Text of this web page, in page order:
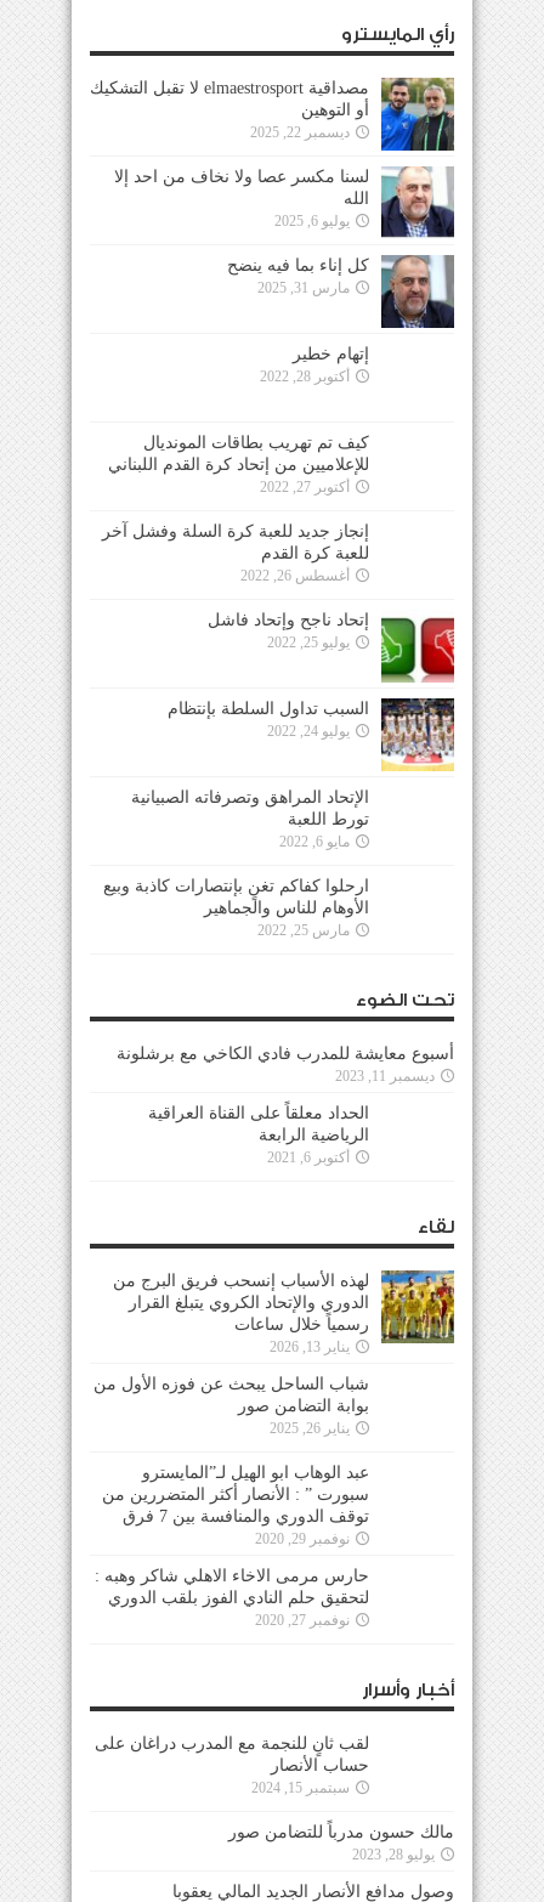
رأي المايسترو
مصداقية elmaestrosport لا تقبل التشكيك
أو التوهين
ديسمبر 22, 2025
لسنا مكسر عصا ولا نخاف من احد إلا
الله
يوليو 6, 2025
كل إناء بما فيه ينضح
مارس 31, 2025
إتهام خطير
أكتوبر 28, 2022
كيف تم تهريب بطاقات المونديال
للإعلاميين من إتحاد كرة القدم اللبناني
أكتوبر 27, 2022
إنجاز جديد للعبة كرة السلة وفشل آخر
للعبة كرة القدم
أغسطس 26, 2022
إتحاد ناجح وإتحاد فاشل
يوليو 25, 2022
السبب تداول السلطة بإنتظام
يوليو 24, 2022
الإتحاد المراهق وتصرفاته الصبيانية
تورط اللعبة
مايو 6, 2022
ارحلوا كفاكم تغنٍ بإنتصارات كاذبة وبيع
الأوهام للناس والجماهير
مارس 25, 2022
تحت الضوء
أسبوع معايشة للمدرب فادي الكاخي مع برشلونة
ديسمبر 11, 2023
الحداد معلقاً على القناة العراقية
الرياضية الرابعة
أكتوبر 6, 2021
لقاء
لهذه الأسباب إنسحب فريق البرج من
الدوري والإتحاد الكروي يتبلغ القرار
رسمياً خلال ساعات
يناير 13, 2026
شباب الساحل يبحث عن فوزه الأول من
بوابة التضامن صور
يناير 26, 2025
عبد الوهاب ابو الهيل لـ”المايسترو
سبورت ” : الأنصار أكثر المتضررين من
توقف الدوري والمنافسة بين 7 فرق
نوفمبر 29, 2020
حارس مرمى الاخاء الاهلي شاكر وهبه :
لتحقيق حلم النادي الفوز بلقب الدوري
نوفمبر 27, 2020
أخبار وأسرار
لقب ثانٍ للنجمة مع المدرب دراغان على
حساب الأنصار
سبتمبر 15, 2024
مالك حسون مدرباً للتضامن صور
يوليو 28, 2023
وصول مدافع الأنصار الجديد المالي يعقوبا